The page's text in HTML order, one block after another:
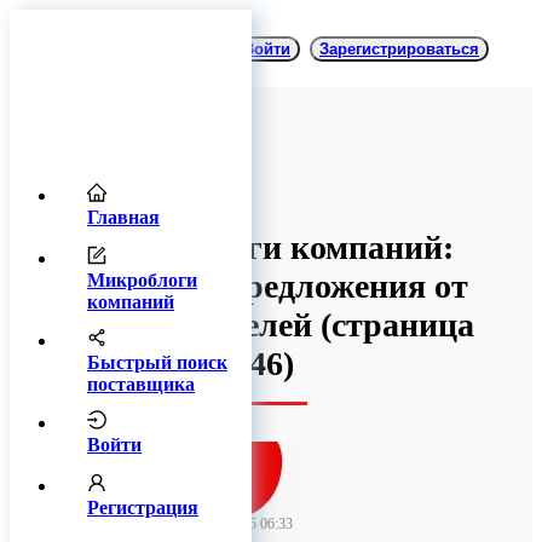
Главная
Микроблоги
компаний
Быстрый поиск
поставщика
Войти
Регистрация
Войти Зарегистрироваться
Микроблоги компаний:
товары и предложения от
производителей(cтраница
46)
13 февраля 2025 06:33